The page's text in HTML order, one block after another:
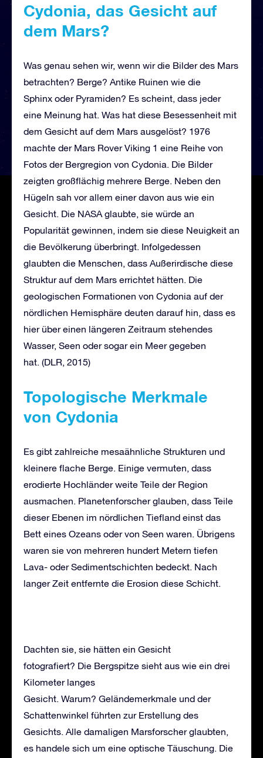
Cydonia, das Gesicht auf
dem Mars?
Was genau sehen wir, wenn wir die Bilder des Mars
betrachten? Berge? Antike Ruinen wie die
Sphinx oder Pyramiden? Es scheint, dass jeder
eine Meinung hat. Was hat diese Besessenheit mit
dem Gesicht auf dem Mars ausgelöst? 1976
machte der Mars Rover Viking 1 eine Reihe von
Fotos der Bergregion von Cydonia. Die Bilder
zeigten großflächig mehrere Berge. Neben den
Hügeln sah vor allem einer davon aus wie ein
Gesicht. Die NASA glaubte, sie würde an
Popularität gewinnen, indem sie diese Neuigkeit an
die Bevölkerung überbringt. Infolgedessen
glaubten die Menschen, dass Außerirdische diese
Struktur auf dem Mars errichtet hätten. Die
geologischen Formationen von Cydonia auf der
nördlichen Hemisphäre deuten darauf hin, dass es
hier über einen längeren Zeitraum stehendes
Wasser, Seen oder sogar ein Meer gegeben
hat. (DLR, 2015)
Topologische Merkmale
von Cydonia
Es gibt zahlreiche mesaähnliche Strukturen und
kleinere flache Berge. Einige vermuten, dass
erodierte Hochländer weite Teile der Region
ausmachen. Planetenforscher glauben, dass Teile
dieser Ebenen im nördlichen Tiefland einst das
Bett eines Ozeans oder von Seen waren. Übrigens
waren sie von mehreren hundert Metern tiefen
Lava- oder Sedimentschichten bedeckt. Nach
langer Zeit entfernte die Erosion diese Schicht.
Dachten sie, sie hätten ein Gesicht
fotografiert? Die Bergspitze sieht aus wie ein drei
Kilometer langes
Gesicht. Warum? Geländemerkmale und der
Schattenwinkel führten zur Erstellung des
Gesichts. Alle damaligen Marsforscher glaubten,
es handele sich um eine optische Täuschung. Die